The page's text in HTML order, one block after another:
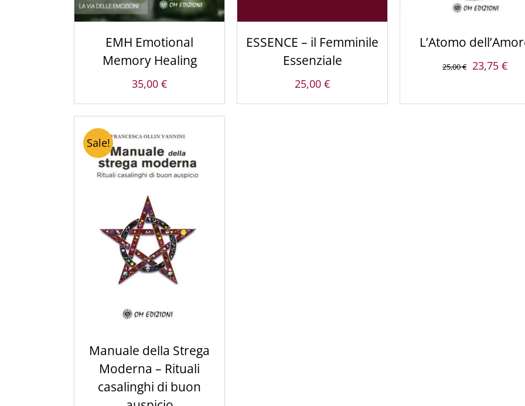
EMH Emotional
Memory Healing
35,00€
ESSENCE – il Femminile
Essenziale
25,00€
L’Atomo
25,00€ Il
23,75€Il
Sale!
ACQUISTA PRODOTTO
DETTAGLI
Manuale della Strega
Moderna – Rituali
casalinghi di buon